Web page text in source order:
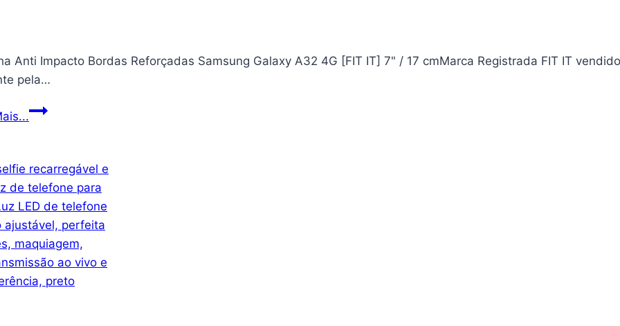
Anti Impacto Bordas Reforçadas Samsung Galaxy A32 4G [FIT IT] 7" / 17 cmMarca Registrada FIT IT vendido
pela…
Capinha
Bordas
Reforçadas
Samsung
Galaxy
A32
4G
[FIT